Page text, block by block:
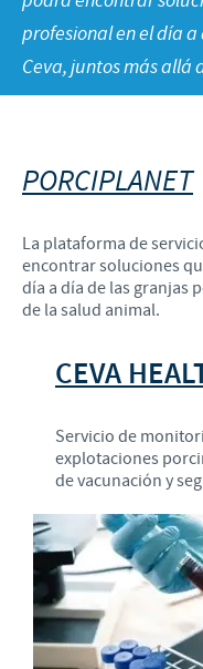
Historia
Visión
Valores
Producción
Ovino y Caprino
Porcino
Vacuno
Enfoque sobre la
Contribuciones
profesional en el día
Ceva, juntos más allá
PORCIPLANET
La plataforma de
encontrar soluciones
día a día de las granjas
de la salud animal.
CEVA
Servicio de
explotaciones
de vacunación y